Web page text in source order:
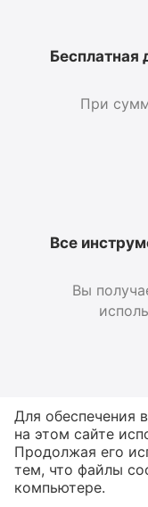
Бесплатная
При
Все
Вы
В наличии
От
Для обеспечения
на этом сайте
Продолжая его
тем, что файлы
компьютере.